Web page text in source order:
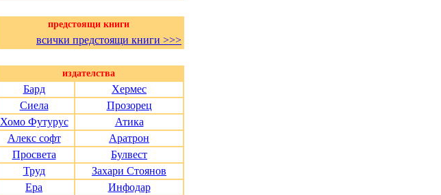
предстоящи книги
всички предстоящи книги >>>
издателства
Бард
Хермес
Сиела
Прозорец
Хомо Футурус
Атика
Алекс софт
Аратрон
Просвета
Булвест
Труд
Захари Стоянов
Ера
Инфодар